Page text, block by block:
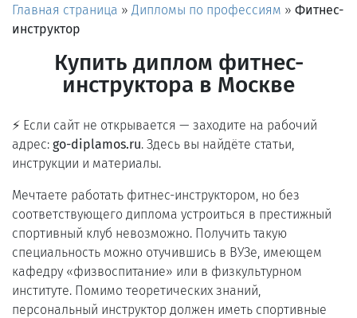
Главная страница » Дипломы по профессиям » Фитнес-
инструктор
Купить диплом фитнес-
инструктора в Москве
⚡ Если сайт не открывается — заходите на рабочий
адрес: go-diplamos.ru. Здесь вы найдёте статьи,
инструкции и материалы.
Мечтаете работать фитнес-инструктором, но без
соответствующего диплома устроиться в престижный
спортивный клуб невозможно. Получить такую
специальность можно отучившись в ВУЗе, имеющем
кафедру «физвоспитание» или в физкультурном
институте. Помимо теоретических знаний,
персональный инструктор должен иметь спортивные